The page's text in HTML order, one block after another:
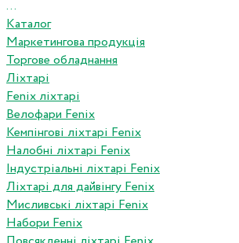
...
Каталог
Маркетингова продукція
Торгове обладнання
Ліхтарі
Fenix ліхтарі
Велофари Fenix
Кемпінгові ліхтарі Fenix
Налобні ліхтарі Fenix
Індустріальні ліхтарі Fenix
Ліхтарі для дайвінгу Fenix
Мисливські ліхтарі Fenix
Набори Fenix